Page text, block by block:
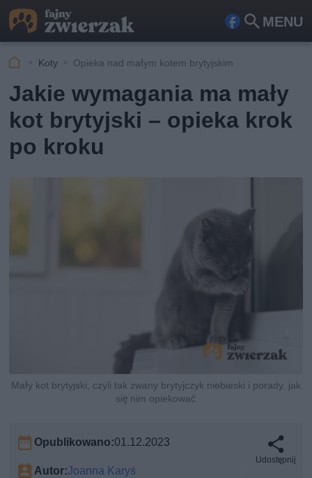
MENU
Fa
ook
Szu
Koty Opieka nad małym kotem brytyjskim
Jakie wymagania ma mały
kot brytyjski – opieka krok
po kroku
Mały kot brytyjski, czyli tak zwany brytyjczyk niebieski i porady, jak
się nim opiekować
Opublikowano:01.12.2023
Autor:Joanna Karyś
Udostępnij